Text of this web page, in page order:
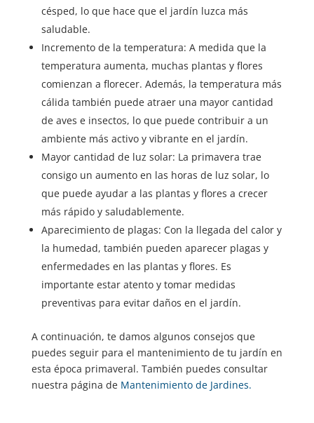
césped, lo que hace que el jardín luzca más
saludable.
Incremento de la temperatura: A medida que la
temperatura aumenta, muchas plantas y flores
comienzan a florecer. Además, la temperatura más
cálida también puede atraer una mayor cantidad
de aves e insectos, lo que puede contribuir a un
ambiente más activo y vibrante en el jardín.
Mayor cantidad de luz solar: La primavera trae
consigo un aumento en las horas de luz solar, lo
que puede ayudar a las plantas y flores a crecer
más rápido y saludablemente.
Aparecimiento de plagas: Con la llegada del calor y
la humedad, también pueden aparecer plagas y
enfermedades en las plantas y flores. Es
importante estar atento y tomar medidas
preventivas para evitar daños en el jardín.
A continuación, te damos algunos consejos que
puedes seguir para el mantenimiento de tu jardín en
esta época primaveral. También puedes consultar
nuestra página de Mantenimiento de Jardines.